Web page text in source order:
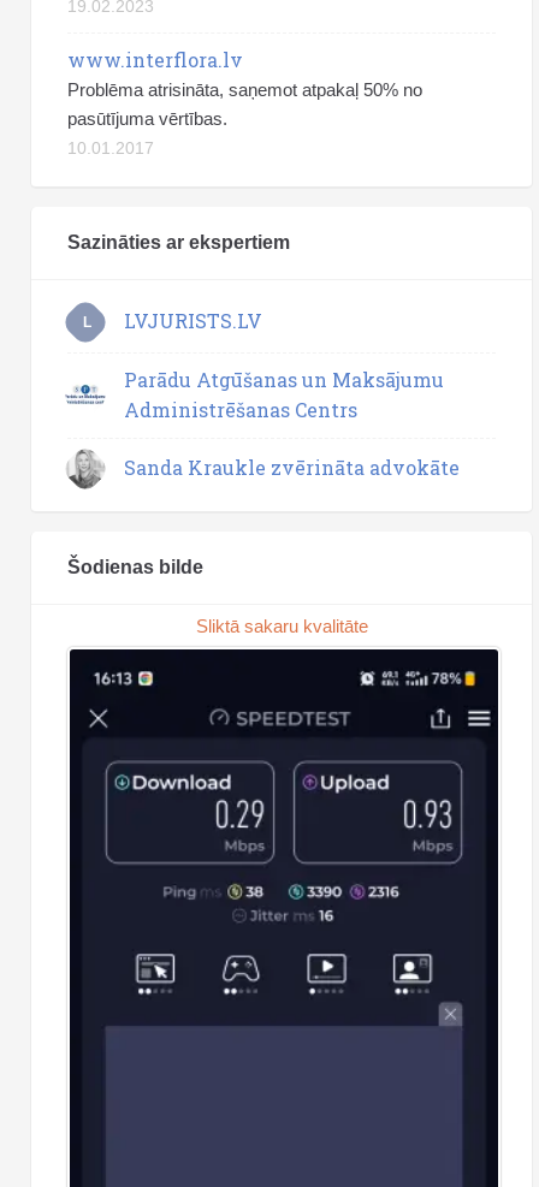
19.02.2023
www.interflora.lv
Problēma atrisināta, saņemot atpakaļ 50% no
pasūtījuma vērtības.
10.01.2017
Sazināties ar ekspertiem
L LVJURISTS.LV
Parādu Atgūšanas un Maksājumu
Administrēšanas Centrs
Sanda Kraukle zvērināta advokāte
Šodienas bilde
Sliktā sakaru kvalitāte